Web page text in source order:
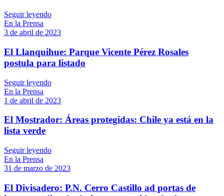
Seguir leyendo
En la Prensa
3 de abril de 2023
El Llanquihue: Parque Vicente Pérez Rosales
postula para listado
Seguir leyendo
En la Prensa
1 de abril de 2023
El Mostrador: Áreas protegidas: Chile ya está en la
lista verde
Seguir leyendo
En la Prensa
31 de marzo de 2023
El Divisadero: P.N. Cerro Castillo ad portas de